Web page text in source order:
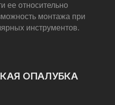
ее относительно
монтажа при
инструментов.
ОПАЛУБКА